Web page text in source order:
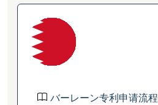
バーレーン专利申请流程